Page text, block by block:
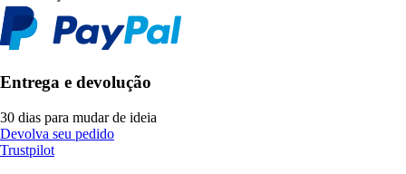
Entrega e devolução
30 dias para mudar de ideia
Devolva seu pedido
Trustpilot